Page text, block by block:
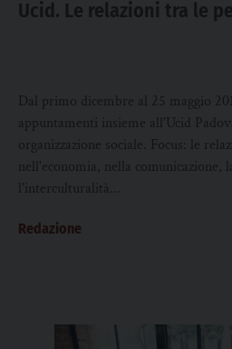
Ucid. Le relazioni tra le
Dal primo dicembre al 25 maggio
appuntamenti insieme all'Ucid
organizzazione sociale. Focus: le
nell'economia, nella comunicazione,
l'interculturalità...
Redazione